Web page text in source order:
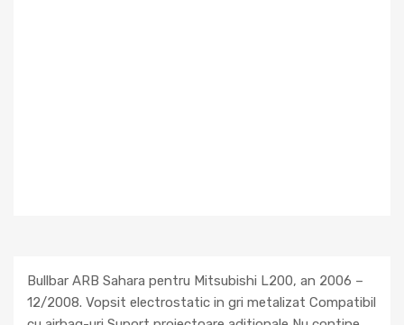
Bullbar ARB Sahara pentru Mitsubishi L200, an 2006 –
12/2008. Vopsit electrostatic in gri metalizat Compatibil